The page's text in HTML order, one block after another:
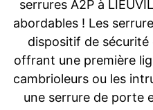
serrures A2P à
abordables ! Les
dispositif de sécurité
offrant une première
cambrioleurs ou les
une serrure de porte